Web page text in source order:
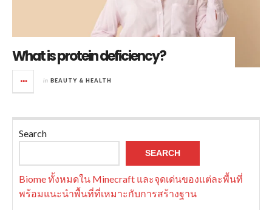
What is protein deficiency?
in BEAUTY & HEALTH
Search
SEARCH
Biome ทั้งหมดใน Minecraft และจุดเด่นของแต่ละพื้นที่
พร้อมแนะนำพื้นที่ที่เหมาะกับการสร้างฐาน